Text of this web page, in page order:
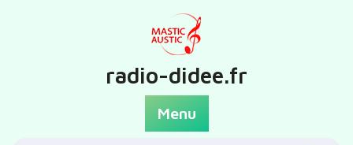
radio-didee.fr
Menu